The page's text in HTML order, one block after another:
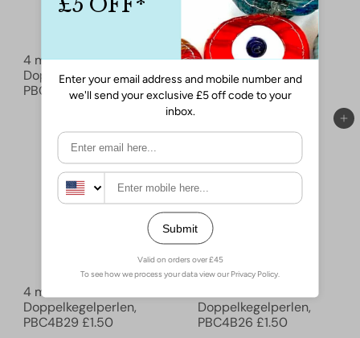
4 mm Kristall
Doppelkegelperlen,
PBC4B34£1.50
4 mm Kristall
Doppelkegelperlen,
PBC4B33£1.50
4 mm Kristall
Doppelkegelperlen,
PBC4B29 £1.50
In den Einkaufswagen legen
Doppelkegelperlen,
PBC4B26 £1.50